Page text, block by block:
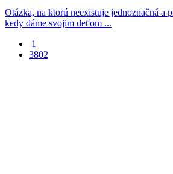
Otázka, na ktorú neexistuje jednoznačná a
kedy dáme svojim deťom ...
1
3802